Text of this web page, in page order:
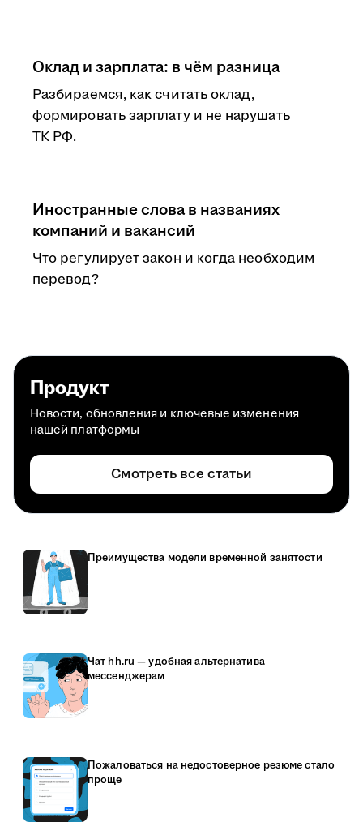
Оклад и зарплата: в чём разница
Разбираемся, как считать оклад,
формировать зарплату и не нарушать
ТК РФ.
Иностранные слова в названиях
компаний и вакансий
Что регулирует закон и когда необходим
перевод?
Продукт
Новости, обновления и ключевые изменения
нашей платформы
Смотреть все статьи
Преимущества модели временной занятости
Чат hh.ru — удобная альтернатива
мессенджерам
Пожаловаться на недостоверное резюме стало
проще